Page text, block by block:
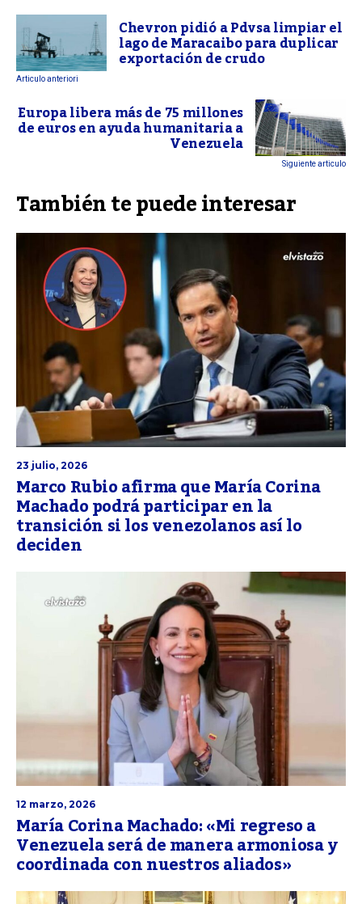
Chevron pidió a Pdvsa limpiar el
lago de Maracaibo para duplicar
exportación de crudo
Articulo anteriori
Europa libera más de 75 millones
de euros en ayuda humanitaria a
Venezuela
Siguiente articulo
También te puede interesar
23 julio, 2026
Marco Rubio afirma que María Corina
Machado podrá participar en la
transición si los venezolanos así lo
deciden
12 marzo, 2026
María Corina Machado: «Mi regreso a
Venezuela será de manera armoniosa y
coordinada con nuestros aliados»